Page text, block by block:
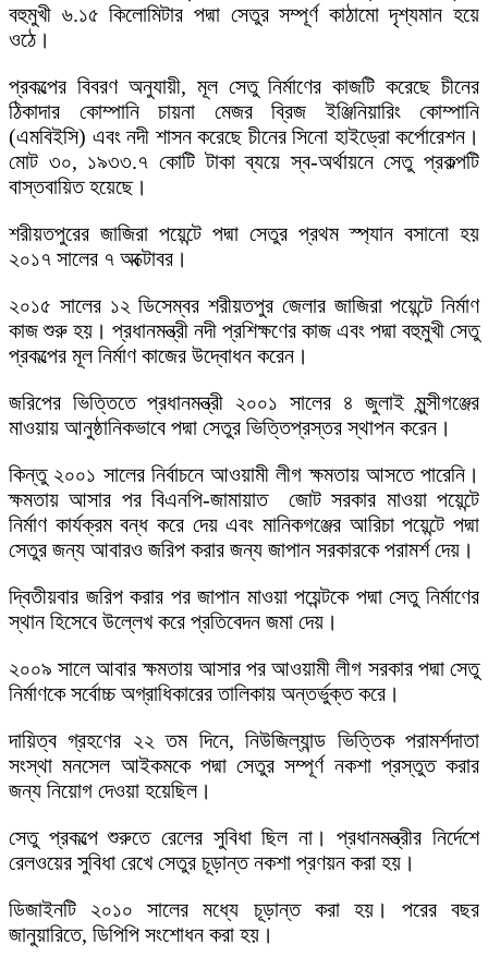
বহুমুখী ৬.১৫ কিলোমিটার পদ্মা সেতুর সম্পূর্ণ কাঠামো দৃশ্যমান হয়ে
ওঠে।
প্রকল্পের বিবরণ অনুযায়ী, মূল সেতু নির্মাণের কাজটি করেছে চীনের
ঠিকাদার কোম্পানি চায়না মেজর ব্রিজ ইঞ্জিনিয়ারিং কোম্পানি
(এমবিইসি) এবং নদী শাসন করেছে চীনের সিনো হাইড্রো কর্পোরেশন।
মোট ৩০, ১৯৩৩.৭ কোটি টাকা ব্যয়ে স্ব-অর্থায়নে সেতু প্রকল্পটি
বাস্তবায়িত হয়েছে।
শরীয়তপুরের জাজিরা পয়েন্টে পদ্মা সেতুর প্রথম স্প্যান বসানো হয়
২০১৭ সালের ৭ অক্টোবর।
২০১৫ সালের ১২ ডিসেম্বর শরীয়তপুর জেলার জাজিরা পয়েন্টে নির্মাণ
কাজ শুরু হয়। প্রধানমন্ত্রী নদী প্রশিক্ষণের কাজ এবং পদ্মা বহুমুখী সেতু
প্রকল্পের মূল নির্মাণ কাজের উদ্বোধন করেন।
জরিপের ভিত্তিতে প্রধানমন্ত্রী ২০০১ সালের ৪ জুলাই মুন্সীগঞ্জের
মাওয়ায় আনুষ্ঠানিকভাবে পদ্মা সেতুর ভিত্তিপ্রস্তর স্থাপন করেন।
কিন্তু ২০০১ সালের নির্বাচনে আওয়ামী লীগ ক্ষমতায় আসতে পারেনি।
ক্ষমতায় আসার পর বিএনপি-জামায়াত জোট সরকার মাওয়া পয়েন্টে
নির্মাণ কার্যক্রম বন্ধ করে দেয় এবং মানিকগঞ্জের আরিচা পয়েন্টে পদ্মা
সেতুর জন্য আবারও জরিপ করার জন্য জাপান সরকারকে পরামর্শ দেয়।
দ্বিতীয়বার জরিপ করার পর জাপান মাওয়া পয়েন্টকে পদ্মা সেতু নির্মাণের
স্থান হিসেবে উল্লেখ করে প্রতিবেদন জমা দেয়।
২০০৯ সালে আবার ক্ষমতায় আসার পর আওয়ামী লীগ সরকার পদ্মা সেতু
নির্মাণকে সর্বোচ্চ অগ্রাধিকারের তালিকায় অন্তর্ভুক্ত করে।
দায়িত্ব গ্রহণের ২২ তম দিনে, নিউজিল্যান্ড ভিত্তিক পরামর্শদাতা
সংস্থা মনসেল আইকমকে পদ্মা সেতুর সম্পূর্ণ নকশা প্রস্তুত করার
জন্য নিয়োগ দেওয়া হয়েছিল।
সেতু প্রকল্পে শুরুতে রেলের সুবিধা ছিল না। প্রধানমন্ত্রীর নির্দেশে
রেলওয়ের সুবিধা রেখে সেতুর চূড়ান্ত নকশা প্রণয়ন করা হয়।
ডিজাইনটি ২০১০ সালের মধ্যে চূড়ান্ত করা হয়। পরের বছর
জানুয়ারিতে, ডিপিপি সংশোধন করা হয়।